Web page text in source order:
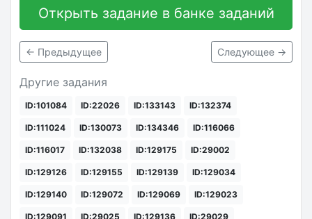
Открыть задание в банке заданий
← Предыдущее Следующее →
Другие задания
ID:101084 ID:22026 ID:133143 ID:132374
ID:111024 ID:130073 ID:134346 ID:116066
ID:116017 ID:132038 ID:129175 ID:29002
ID:129126 ID:129155 ID:129139 ID:129034
ID:129140 ID:129072 ID:129069 ID:129023
ID:129091 ID:29025 ID:129136 ID:29029